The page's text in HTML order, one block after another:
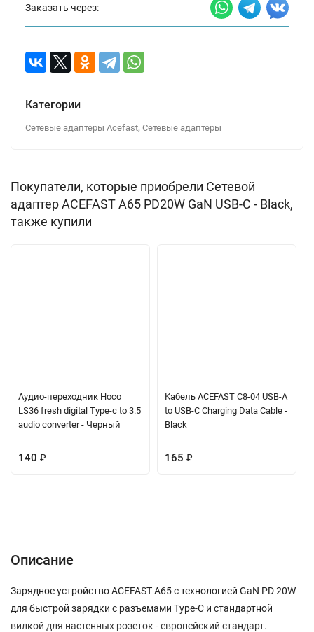
Заказать через:
Категории
Сетевые адаптеры Acefast, Сетевые адаптеры
Покупатели, которые приобрели Сетевой
адаптер ACEFAST A65 PD20W GaN USB-C - Black,
также купили
Аудио-переходник Hoco
LS36 fresh digital Type-c to 3.5
audio converter - Черный
140 ₽
Кабель ACEFAST C8-04 USB-A
to USB-C Charging Data Cable -
Black
165 ₽
Описание
Зарядное устройство ACEFAST A65 с технологией GaN PD 20W
для быстрой зарядки с разъемами Type-C и стандартной
вилкой для настенных розеток - европейский стандарт.